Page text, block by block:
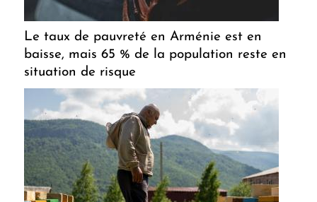
Le taux de pauvreté en Arménie est en
baisse, mais 65 % de la population reste en
situation de risque